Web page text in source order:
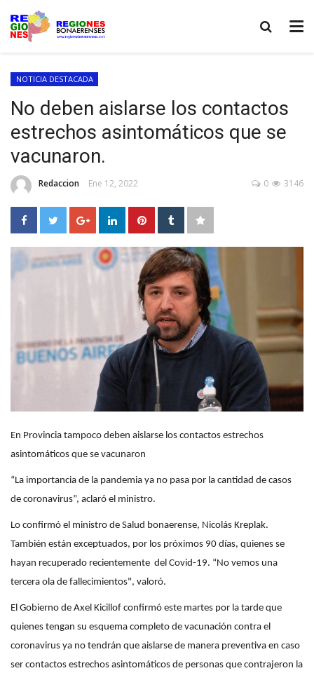
NOTICIA DESTACADA
No deben aislarse los contactos
estrechos asintomáticos que se
vacunaron.
Redaccion Ene 12, 2022 3146
0
En Provincia tampoco deben aislarse los contactos estrechos
asintomáticos que se vacunaron
“La importancia de la pandemia ya no pasa por la cantidad de casos
de coronavirus”, aclaró el ministro.
Lo confirmó el ministro de Salud bonaerense, Nicolás Kreplak.
También están exceptuados, por los próximos 90 días, quienes se
hayan recuperado recientemente del Covid-19. “No vemos una
tercera ola de fallecimientos", valoró.
El Gobierno de Axel Kicillof confirmó este martes por la tarde que
quienes tengan su esquema completo de vacunación contra el
coronavirus ya no tendrán que aislarse de manera preventiva en caso
ser contactos estrechos asintomáticos de personas que contrajeron la